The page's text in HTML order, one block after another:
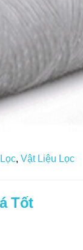
, Vật Liệu Lọc
Tốt